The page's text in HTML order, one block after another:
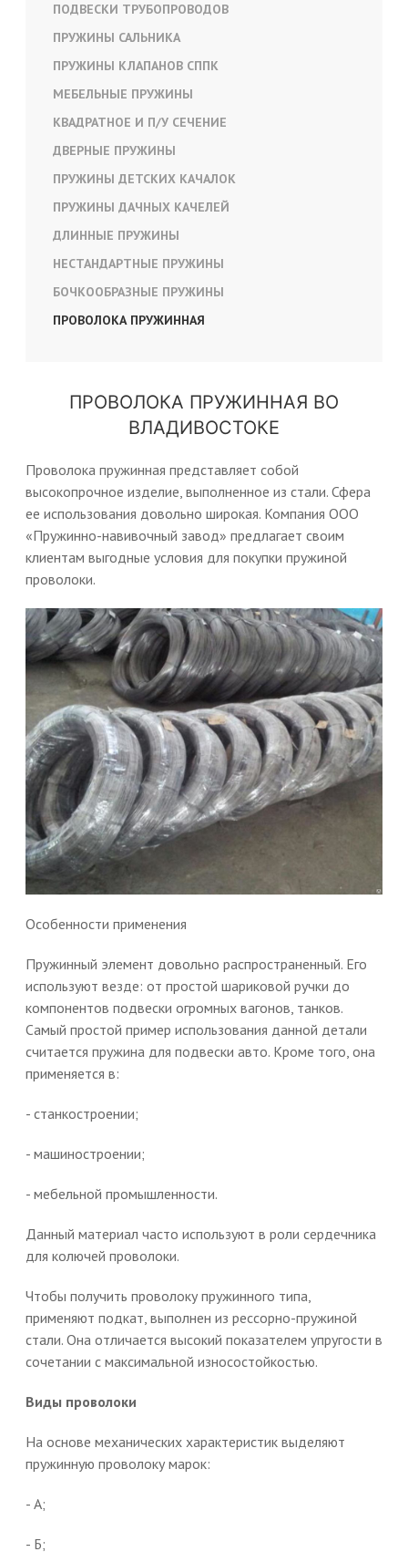
ПОДВЕСКИ ТРУБОПРОВОДОВ
ПРУЖИНЫ САЛЬНИКА
ПРУЖИНЫ КЛАПАНОВ СППК
МЕБЕЛЬНЫЕ ПРУЖИНЫ
КВАДРАТНОЕ И П/У СЕЧЕНИЕ
ДВЕРНЫЕ ПРУЖИНЫ
ПРУЖИНЫ ДЕТСКИХ КАЧАЛОК
ПРУЖИНЫ ДАЧНЫХ КАЧЕЛЕЙ
ДЛИННЫЕ ПРУЖИНЫ
НЕСТАНДАРТНЫЕ ПРУЖИНЫ
БОЧКООБРАЗНЫЕ ПРУЖИНЫ
ПРОВОЛОКА ПРУЖИННАЯ
ПРОВОЛОКА ПРУЖИННАЯ ВО
ВЛАДИВОСТОКЕ
Проволока пружинная представляет собой
высокопрочное изделие, выполненное из стали. Сфера
ее использования довольно широкая. Компания ООО
«Пружинно-навивочный завод» предлагает своим
клиентам выгодные условия для покупки пружиной
проволоки.
Особенности применения
Пружинный элемент довольно распространенный. Его
используют везде: от простой шариковой ручки до
компонентов подвески огромных вагонов, танков.
Самый простой пример использования данной детали
считается пружина для подвески авто. Кроме того, она
применяется в:
- станкостроении;
- машиностроении;
- мебельной промышленности.
Данный материал часто используют в роли сердечника
для колючей проволоки.
Чтобы получить проволоку пружинного типа,
применяют подкат, выполнен из рессорно-пружиной
стали. Она отличается высокий показателем упругости в
сочетании с максимальной износостойкостью.
Виды проволоки
На основе механических характеристик выделяют
пружинную проволоку марок:
- А;
- Б;